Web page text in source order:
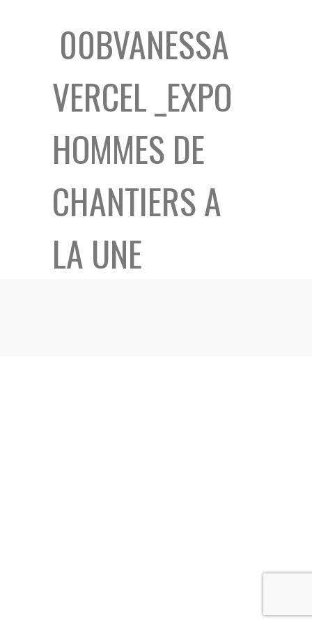
00BVANESSA
VERCEL _EXPO
HOMMES DE
CHANTIERS A
LA UNE